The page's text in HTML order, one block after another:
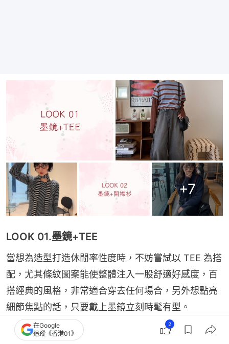
+7
LOOK 01.墨鏡+TEE
當想為造型打造休閒率性度時，不妨嘗試以 TEE 為搭
配，尤其條紋圖案能使整體注入一股舒適好感度，百
搭經典的風格，非常適合穿去任何場合，另外想點亮
細節焦點的話，只要戴上墨鏡立刻時髦有型。
LOOK 02.墨鏡+開襟衫
在Google
追蹤《香港01》
2